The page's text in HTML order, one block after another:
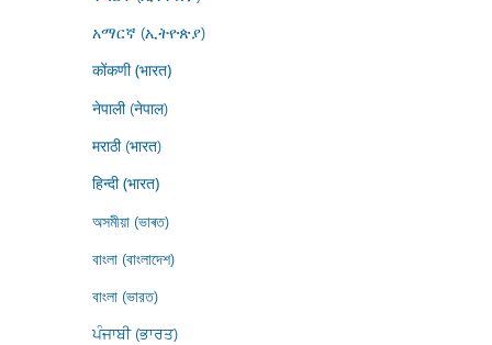
አማርኛ (ኢትዮጵያ)
कोंकणी (भारत)
नेपाली (नेपाल)
मराठी (भारत)
हिन्दी (भारत)
অসমীয়া (ভাৰত)
বাংলা (বাংলাদেশ)
বাংলা (ভারত)
ਪੰਜਾਬੀ (ਭਾਰਤ)